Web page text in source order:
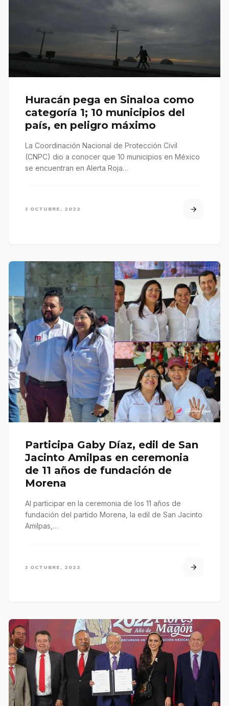
Huracán pega en Sinaloa como
categoría 1; 10 municipios del
país, en peligro máximo
La Coordinación Nacional de Protección Civil
(CNPC) dio a conocer que 10 municipios en México
se encuentran en Alerta Roja…
3 OCTUBRE, 2022
Participa Gaby Díaz, edil de San
Jacinto Amilpas en ceremonia
de 11 años de fundación de
Morena
Al participar en la ceremonia de los 11 años de
fundación del partido Morena, la edil de San Jacinto
Amilpas,…
3 OCTUBRE, 2022